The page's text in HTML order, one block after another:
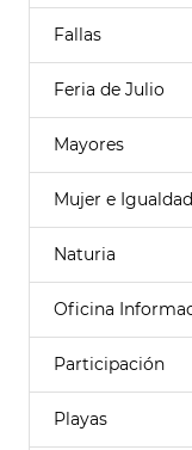
Fallas
Feria de Julio
Mayores
Mujer e Igualdad
Naturia
Oficina
Participación
Playas